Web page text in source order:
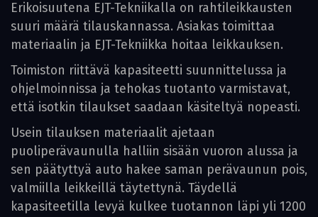
Erikoisuutena EJT-Tekniikalla on rahtileikkausten
suuri määrä tilauskannassa. Asiakas toimittaa
materiaalin ja EJT-Tekniikka hoitaa leikkauksen.
Toimiston riittävä kapasiteetti suunnittelussa ja
ohjelmoinnissa ja tehokas tuotanto varmistavat,
että isotkin tilaukset saadaan käsiteltyä nopeasti.
Usein tilauksen materiaalit ajetaan
puoliperävaunulla halliin sisään vuoron alussa ja
sen päätyttyä auto hakee saman perävaunun pois,
valmiilla leikkeillä täytettynä. Täydellä
kapasiteetilla levyä kulkee tuotannon läpi yli 1200